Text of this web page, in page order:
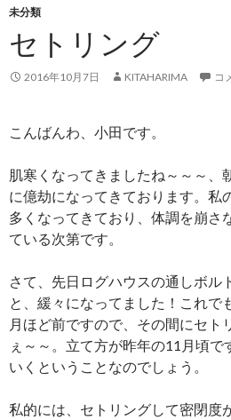
キ
ッ
プ
未分類
セトリング
2016年10月7日 KITAHARIMA コ
こんばんわ、小田です。
肌寒くなってきましたね～～～、
に億劫になってきております。私
多くなってきており、体調を崩さ
ている次第です。
さて、先日ログハウスの通しボル
と、緩々になってました！これで
月ほど前ですので、その間にセト
ぇ～～。立て方が昨年の11月頃
いくということなのでしょう。
私的には、セトリングして密閉度